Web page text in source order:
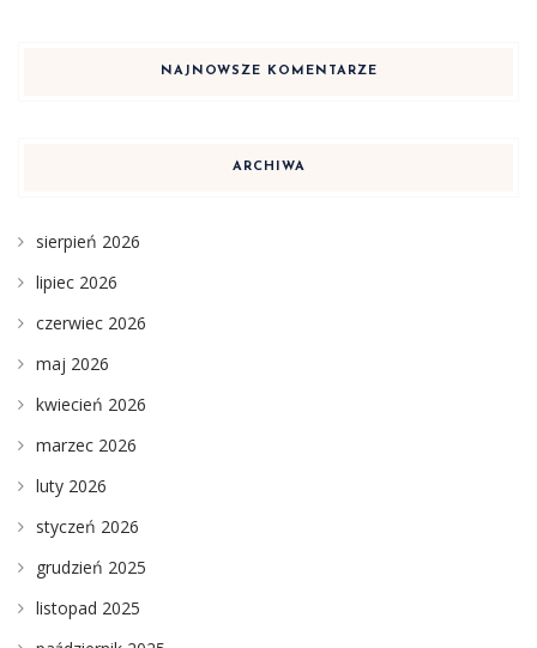
NAJNOWSZE KOMENTARZE
ARCHIWA
sierpień 2026
lipiec 2026
czerwiec 2026
maj 2026
kwiecień 2026
marzec 2026
luty 2026
styczeń 2026
grudzień 2025
listopad 2025